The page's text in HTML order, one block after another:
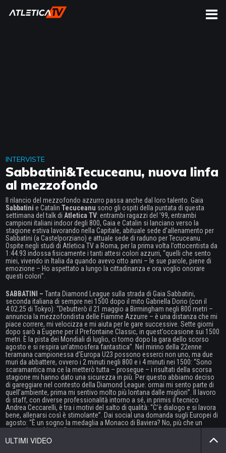
CERCA
INTERVISTE
Sabbatini&Tecuceanu, nuova linfa
al mezzofondo
Il rilancio del mezzofondo azzurro passa anche dal loro talento. Gaia
Sabbatini e CatalinTecuceanu sono gli ospiti della puntata di questa
settimana del talk diAtletica TV: entrambi ragazzi del ’99, entrambi
campioni italiani indoor degli 800, Gaia e Catalin si lanciano verso la
stagione estiva lavorando nella Capitale, abituale sede d’allenamento per
Sabbatini (a Castelporziano) e attuale sede di raduno per Tecuceanu.
Ospite negli studi di Atletica TV a Roma, per la prima volta l’ottocentista da
1:44.93 indossa fisicamente i tanti attesi colori azzurri, “quelli che sento
miei, vivendo in Italia da quando avevo otto anni – le sue parole, piene di
emozione – Ho aspettato a lungo la cittadinanza e ora voglio onorare
questi colori”.
SABBATINI –Tanta Diamond League sulla strada di Gaia Sabbatini,
seconda italiana di sempre nei 1500 dopo il mito Gabriella Dorio (con il
4:02.25 di Tokyo): “Debutterò il 21 maggio a Birmingham negli 800 metri –
annuncia la mezzofondista delle Fiamme Azzurre – è una distanza che mi
piace correre, mi velocizza e mi aiuta per le gare successive. Sette giorni
dopo sarò a Eugene per il Prefontaine Classic, in quest’occasione sui 1500
metri. È la pista dei Mondiali di luglio, ci torno dopo la gara dello scorso
agosto e si respira un’atmosfera fantastica”. Nel mirino della 22enne
teramana campionessa d’Europa U23 possono esserci non uno, ma due
muri da abbattere, ovvero i 2 minuti negli 800 e i 4 minuti nei 1500: “Sono
scaramantica ma ce la metterò tutta – prosegue – i risultati della scorsa
stagione mi hanno dato una sicurezza in più. Per questo abbiamo deciso
di gareggiare nel contesto della Diamond League: ormai mi sento parte di
quell’ambiente, prima mi sentivo molto più lontana dalle migliori”. Il lavoro
di staff, con diverse professionalità intorno a sé, in primis il tecnico
Andrea Ceccarelli, è tra i motivi del salto di qualità: “C’è dialogo e si lavora
bene, allenarsi così è stimolante”. Dai social una domanda sugli Europei di
agosto: “È un sogno la medaglia a Monaco di Baviera? No, più che un
sogno è un obiettivo”.